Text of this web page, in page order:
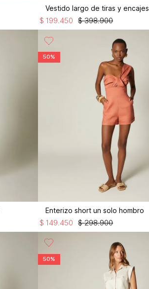
Vestido largo de tiras y encajes
$ 398.900
$ 199.450
50%
Enterizo short un solo hombro
$ 298.900
$ 149.450
50%